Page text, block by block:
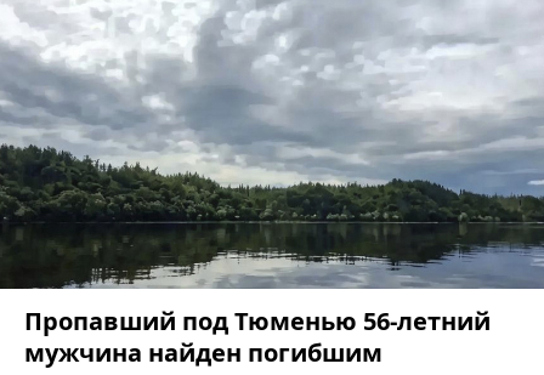
Пропавший под Тюменью 56-летний
мужчина найден погибшим